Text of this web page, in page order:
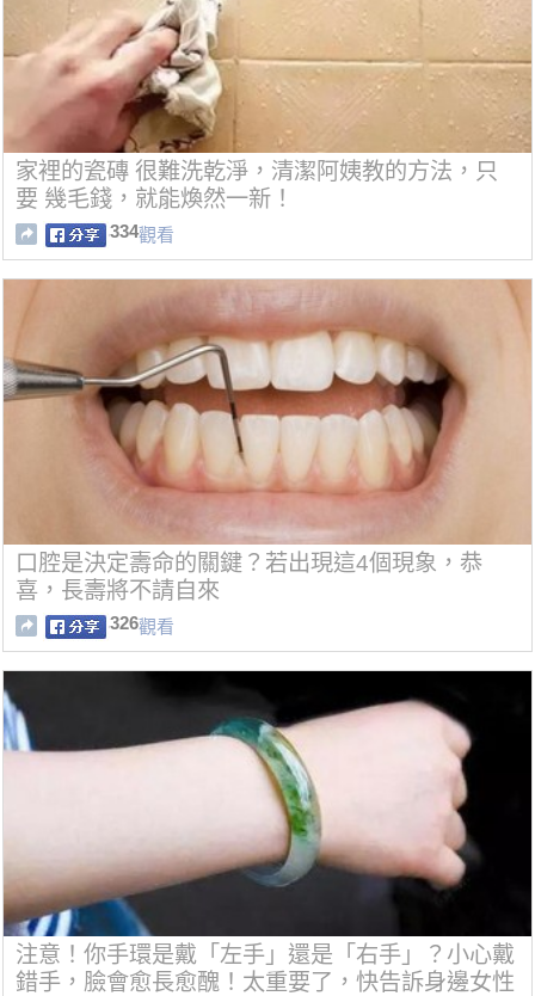
家裡的瓷磚 很難洗乾淨，清潔阿姨教的方法，只
要 幾毛錢，就能煥然一新！
334觀看
口腔是決定壽命的關鍵？若出現這4個現象，恭
喜，長壽將不請自來
326觀看
注意！你手環是戴「左手」還是「右手」？小心戴
錯手，臉會愈長愈醜！太重要了，快告訴身邊女性